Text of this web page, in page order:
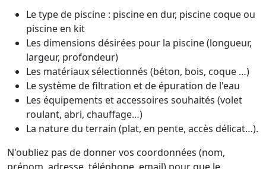
Le type de piscine : piscine en dur, piscine coque ou
piscine en kit
Les dimensions désirées pour la piscine (longueur,
largeur, profondeur)
Les matériaux sélectionnés (béton, bois, coque …)
Le système de filtration et de épuration de l'eau
Les équipements et accessoires souhaités (volet
roulant, abri, chauffage…)
La nature du terrain (plat, en pente, accès délicat…).
N'oubliez pas de donner vos coordonnées (nom,